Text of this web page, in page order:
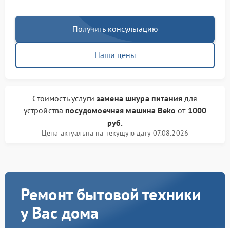
Получить консультацию
Наши цены
Стоимость услуги замена шнура питаниядля
устройства посудомоечная машина Beko от 1000
руб.
Цена актуальна на текущую дату 07.08.2026
Ремонт бытовой техники
у Вас дома